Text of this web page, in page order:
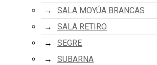
SALA MOYÚA BRANCAS
SALA RETIRO
SEGRE
SUBARNA